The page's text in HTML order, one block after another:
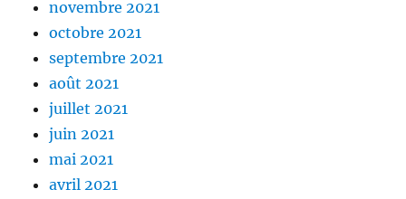
novembre 2021
octobre 2021
septembre 2021
août 2021
juillet 2021
juin 2021
mai 2021
avril 2021